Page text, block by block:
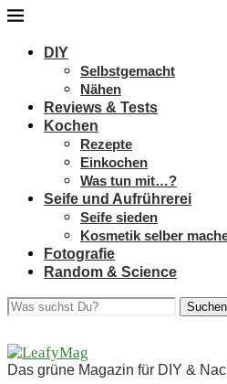
DIY
Selbstgemacht
Nähen
Reviews & Tests
Kochen
Rezepte
Einkochen
Was tun mit…?
Seife und Aufrührerei
Seife sieden
Kosmetik selber
Fotografie
Random & Science
Suchen
Das grüne Magazin für DIY &